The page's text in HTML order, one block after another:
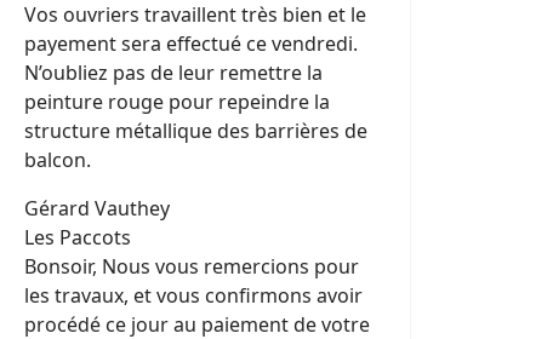
Vos ouvriers travaillent très bien et le
payement sera effectué ce vendredi.
N’oubliez pas de leur remettre la
peinture rouge pour repeindre la
structure métallique des barrières de
balcon.
Gérard Vauthey
Les Paccots
Bonsoir, Nous vous remercions pour
les travaux, et vous confirmons avoir
procédé ce jour au paiement de votre